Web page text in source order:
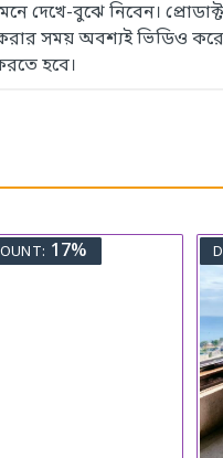
দেখে-বুঝে নিবেন।
সময় অবশ্যই ভিডিও
হবে।
17%